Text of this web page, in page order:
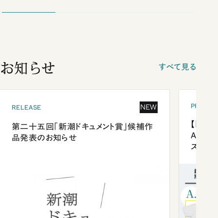
お知らせ すべて見る
RELEASE NEW
第二十五回「新潮ドキュメント賞」候補作
品発表のお知らせ
【「新
ズプレ